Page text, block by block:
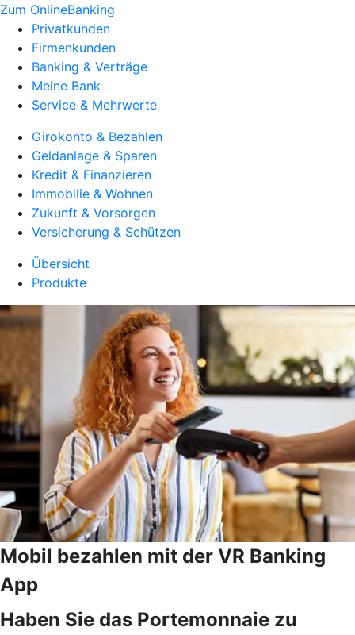
Zum OnlineBanking
Privatkunden
Firmenkunden
Banking & Verträge
Meine Bank
Service & Mehrwerte
Girokonto & Bezahlen
Geldanlage & Sparen
Kredit & Finanzieren
Immobilie & Wohnen
Zukunft & Vorsorgen
Versicherung & Schützen
Übersicht
Produkte
Mobil bezahlen mit der VR Banking
App
Haben Sie das Portemonnaie zu